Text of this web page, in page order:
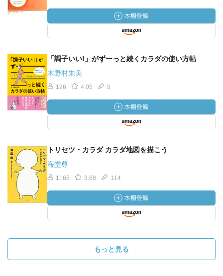
「調子いい!」がずーっと続くカラダの使い方帖
木野村朱美
126 4.05 5
トリセツ・カラダ カラダ地図を描こう
海堂尊
1165 3.68 114
もっと見る